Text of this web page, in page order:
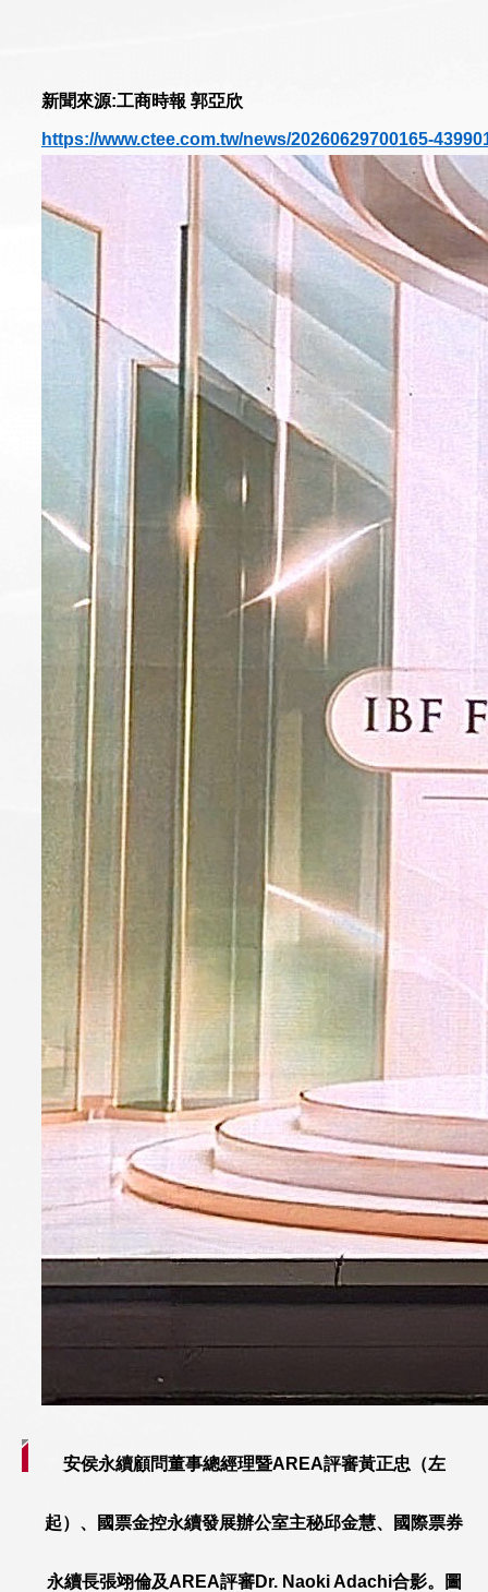
新聞來源:工商時報 郭亞欣
https://www.ctee.com.tw/news/20260629700165-
安侯永續顧問董事總經理暨AREA評審黃正忠（左
起）、國票金控永續發展辦公室主秘邱金慧、國際票券
永續長張翊倫及AREA評審Dr. Naoki Adachi合影。圖